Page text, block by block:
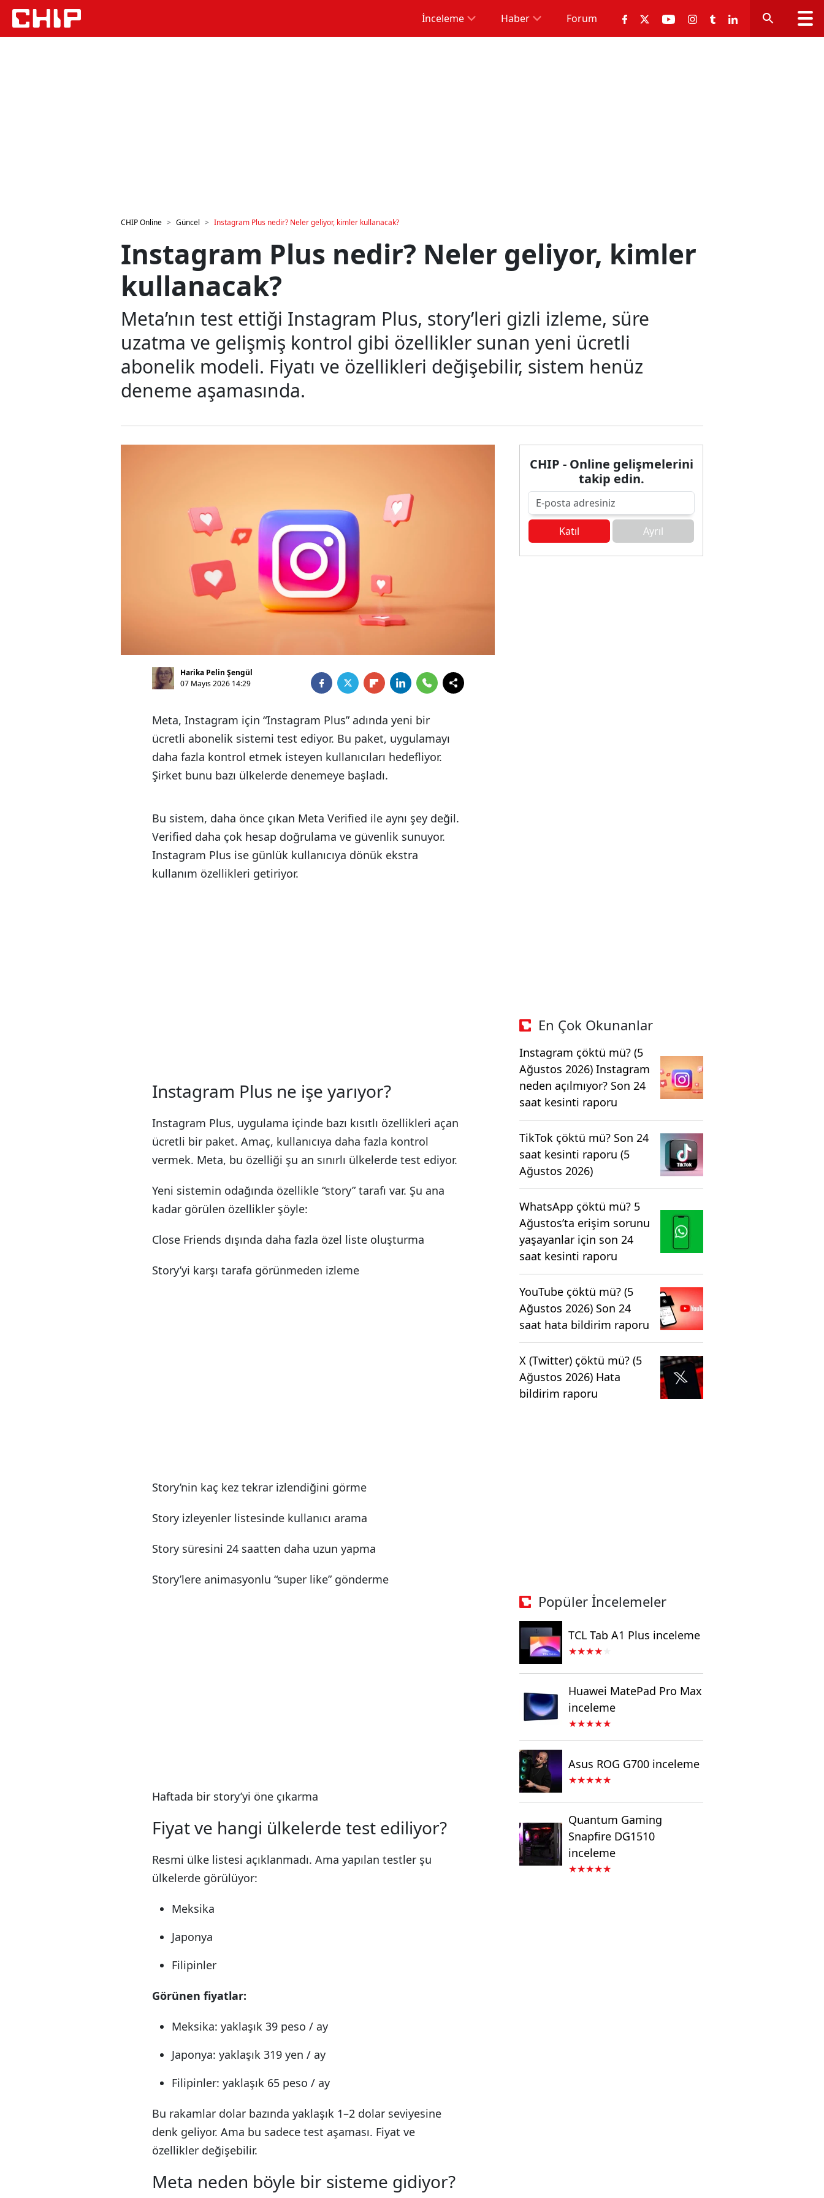
İnceleme Haber Forum
CHIP Online Güncel Instagram Plus nedir? Neler geliyor, kimler kullanacak?
Instagram Plus nedir? Neler geliyor, kimler
kullanacak?
Meta’nın test ettiği Instagram Plus, story’leri gizli izleme, süre
uzatma ve gelişmiş kontrol gibi özellikler sunan yeni ücretli
abonelik modeli. Fiyatı ve özellikleri değişebilir, sistem henüz
deneme aşamasında.
Harika Pelin Şengül
07 Mayıs 2026 14:29
Meta, Instagram için “Instagram Plus” adında yeni bir
ücretli abonelik sistemi test ediyor. Bu paket, uygulamayı
daha fazla kontrol etmek isteyen kullanıcıları hedefliyor.
Şirket bunu bazı ülkelerde denemeye başladı.
Bu sistem, daha önce çıkan Meta Verified ile aynı şey değil.
Verified daha çok hesap doğrulama ve güvenlik sunuyor.
Instagram Plus ise günlük kullanıcıya dönük ekstra
kullanım özellikleri getiriyor.
Instagram Plus ne işe yarıyor?
Instagram Plus, uygulama içinde bazı kısıtlı özellikleri açan
ücretli bir paket. Amaç, kullanıcıya daha fazla kontrol
vermek. Meta, bu özelliği şu an sınırlı ülkelerde test ediyor.
Yeni sistemin odağında özellikle “story” tarafı var. Şu ana
kadar görülen özellikler şöyle:
Close Friends dışında daha fazla özel liste oluşturma
Story’yi karşı tarafa görünmeden izleme
Story’nin kaç kez tekrar izlendiğini görme
Story izleyenler listesinde kullanıcı arama
Story süresini 24 saatten daha uzun yapma
Story’lere animasyonlu “super like” gönderme
Haftada bir story’yi öne çıkarma
Fiyat ve hangi ülkelerde test ediliyor?
Resmi ülke listesi açıklanmadı. Ama yapılan testler şu
ülkelerde görülüyor:
Meksika
Japonya
Filipinler
Görünen fiyatlar:
Meksika: yaklaşık 39 peso / ay
Japonya: yaklaşık 319 yen / ay
Filipinler: yaklaşık 65 peso / ay
Bu rakamlar dolar bazında yaklaşık 1–2 dolar seviyesine
denk geliyor. Ama bu sadece test aşaması. Fiyat ve
özellikler değişebilir.
Meta neden böyle bir sisteme gidiyor?
CHIP - Online gelişmelerini
takip edin.
Katıl Ayrıl
En Çok Okunanlar
Instagram çöktü mü? (5
Ağustos 2026) Instagram
neden açılmıyor? Son 24
saat kesinti raporu
TikTok çöktü mü? Son 24
saat kesinti raporu (5
Ağustos 2026)
WhatsApp çöktü mü? 5
Ağustos’ta erişim sorunu
yaşayanlar için son 24
saat kesinti raporu
YouTube çöktü mü? (5
Ağustos 2026) Son 24
saat hata bildirim raporu
X (Twitter) çöktü mü? (5
Ağustos 2026) Hata
bildirim raporu
Popüler İncelemeler
TCL Tab A1 Plus inceleme
Huawei MatePad Pro Max
inceleme
Asus ROG G700 inceleme
Quantum Gaming
Snapfire DG1510
inceleme